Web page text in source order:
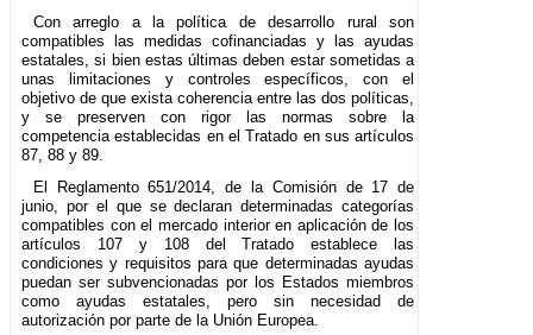
Con arreglo a la política de desarrollo rural son
compatibles las medidas cofinanciadas y las ayudas
estatales, si bien estas últimas deben estar sometidas a
unas limitaciones y controles específicos, con el
objetivo de que exista coherencia entre las dos políticas,
y se preserven con rigor las normas sobre la
competencia establecidas en el Tratado en sus artículos
87, 88 y 89.
El Reglamento 651/2014, de la Comisión de 17 de
junio, por el que se declaran determinadas categorías
compatibles con el mercado interior en aplicación de los
artículos 107 y 108 del Tratado establece las
condiciones y requisitos para que determinadas ayudas
puedan ser subvencionadas por los Estados miembros
como ayudas estatales, pero sin necesidad de
autorización por parte de la Unión Europea.